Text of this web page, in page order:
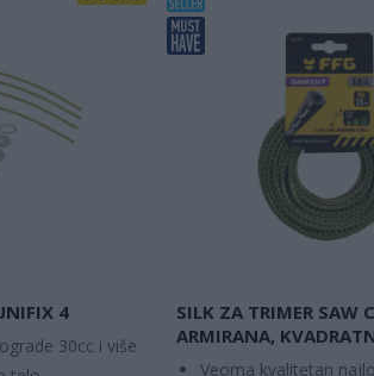
4
30cc i više
SILK ZA TRIMER SAW
ARMIRANA,
Veoma kvalitetan